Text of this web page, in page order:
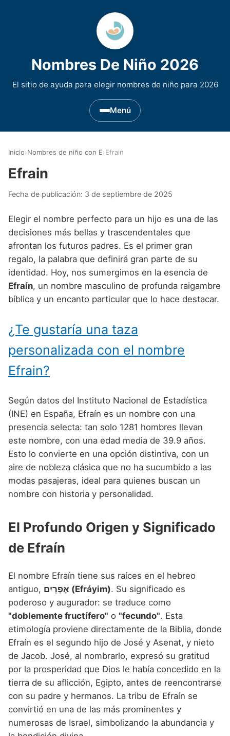
Nombres De Niño 2026
El sitio de ayuda para elegir nombres de niño para 2026
Menú
Nombres de niño que empiezan por D
Nombres de niño que empiezan por E
Nombres de niño que empiezan por F
Nombres de niño que empiezan por G
Nombres de niño que empiezan por H
Nombres de niño que empiezan por I
Nombres de niño que empiezan por J
Nombres de niño que empiezan por M
Nombres de niño que empiezan por N
Nombres de niño que empiezan por O
Nombres de niño que empiezan por P
Nombres de niño que empiezan por Q
Nombres de niño que empiezan por S
Nombres de niño que empiezan por T
Nombres de niño que empiezan por V
Nombres de niño que empiezan por W
Nombres de niño que empiezan por X
Nombres de niño que empiezan por Y
Nombres de niño que empiezan por Z
Nombres de Niño Asturianos
Nombres de Niño Baleares
Nombres de Niño Canarios
Nombres de Niño Cantabros
Nombres de Niño Castellanos
Nombres de Niño Catalanes
Nombres de Niño Extremeños
Nombres de Niño Murcianos
Nombres de Niño Navarros
Nombres de Niño Riojanos
Nombres de Niño Valencianos
Nombres de Niño Vascos
Nombres de Niño Celtas
Nombres de Niño Egipcios
Nombres de Niño Griegos
Nombres de Niño Mitologicos
Nombres de Niño Vikingos
Nombres de Niño Alemanes
Nombres de Niño Americanos
Nombres de Niño Arabes
Nombres de Niño Chinos
Nombres de Niño Hispanoamericanos
Nombres de Niño Ingleses
Nombres de Niño Judíos
Nombres de Niño Marroquíes
Nombres de Niño Portugueses
Nombres de Niño Rumanos
Nombres de Niño Rusos
Buscar
Inicio›Nombres de niño con E›Efrain
Efrain
Fecha de publicación: 3 de septiembre de 2025
Elegir el nombre perfecto para un hijo es una de las
decisiones más bellas y trascendentales que
afrontan los futuros padres. Es el primer gran
regalo, la palabra que definirá gran parte de su
identidad. Hoy, nos sumergimos en la esencia de
Efraín, un nombre masculino de profunda raigambre
bíblica y un encanto particular que lo hace destacar.
¿Te gustaría una taza
personalizada con el nombre
Efrain?
Según datos del Instituto Nacional de Estadística
(INE) en España, Efraín es un nombre con una
presencia selecta: tan solo 1281 hombres llevan
este nombre, con una edad media de 39.9 años.
Esto lo convierte en una opción distintiva, con un
aire de nobleza clásica que no ha sucumbido a las
modas pasajeras, ideal para quienes buscan un
nombre con historia y personalidad.
El Profundo Origen y Significado
de Efraín
El nombre Efraín tiene sus raíces en el hebreo
antiguo,
אֶפְרָיִם (Efráyim). Su significado es
poderoso y augurador: se traduce como
"doblemente fructífero" o "fecundo". Esta
etimología proviene directamente de la Biblia, donde
Efraín es el segundo hijo de José y Asenat, y nieto
de Jacob. José, al nombrarlo, expresó su gratitud
por la prosperidad que Dios le había concedido en la
tierra de su aflicción, Egipto, antes de reencontrarse
con su padre y hermanos. La tribu de Efraín se
convirtió en una de las más prominentes y
numerosas de Israel, simbolizando la abundancia y